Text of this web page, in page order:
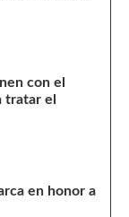
con el
tratar el
en honor a